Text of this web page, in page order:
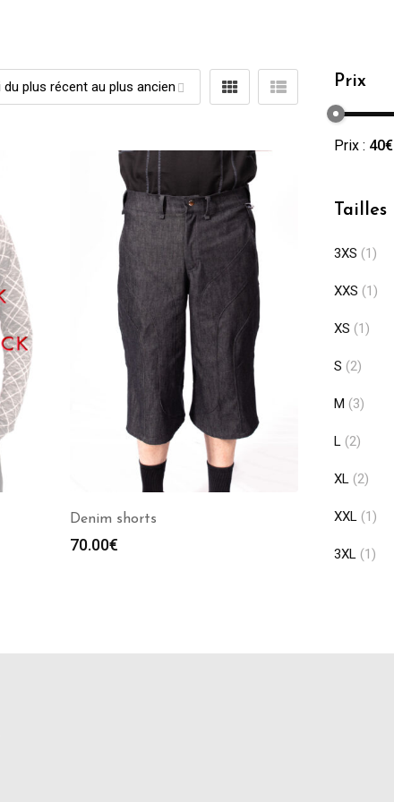
Denim shorts
70.00€
Prix
Prix : 40€
Tailles
3XS (1)
XXS (1)
XS (1)
S (2)
M (3)
L (2)
XL (2)
XXL (1)
3XL (1)